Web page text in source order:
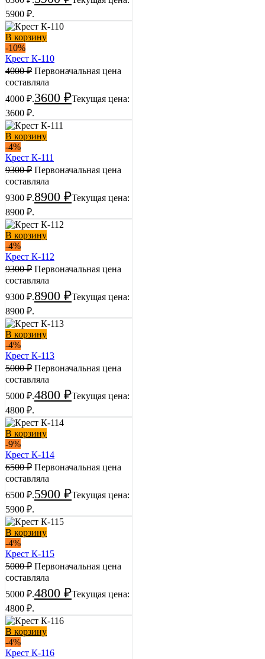
5900 ₽.
В корзину
-10%
Крест К-110
4000₽ Первоначальная цена
составляла
4000 ₽.3600 ₽Текущая цена:
3600 ₽.
В корзину
-4%
Крест К-111
9300₽ Первоначальная цена
составляла
9300 ₽.8900 ₽Текущая цена:
8900 ₽.
В корзину
-4%
Крест К-112
9300₽ Первоначальная цена
составляла
9300 ₽.8900 ₽Текущая цена:
8900 ₽.
В корзину
-4%
Крест К-113
5000₽ Первоначальная цена
составляла
5000 ₽.4800 ₽Текущая цена:
4800 ₽.
В корзину
-9%
Крест К-114
6500₽ Первоначальная цена
составляла
6500 ₽.5900 ₽Текущая цена:
5900 ₽.
В корзину
-4%
Крест К-115
5000₽ Первоначальная цена
составляла
5000 ₽.4800 ₽Текущая цена:
4800 ₽.
В корзину
-4%
Крест К-116